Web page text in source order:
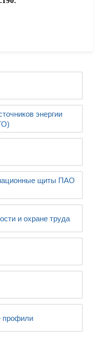
энергии
щиты ПАО
и охране труда
профили